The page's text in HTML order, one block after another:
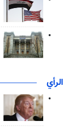
الرأي